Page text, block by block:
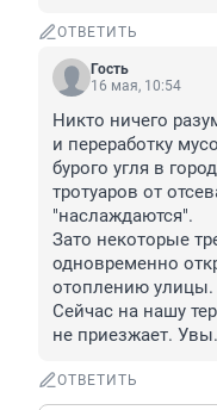
ОТВЕТИТЬ
Гость
16 мая, 10:54
Никто ничего
и переработку
бурого угля в
тротуаров от
"наслаждаются".
Зато некоторые
одновременно
отоплению улицы.
Сейчас на нашу
не приезжает. Увы.
ОТВЕТИТЬ